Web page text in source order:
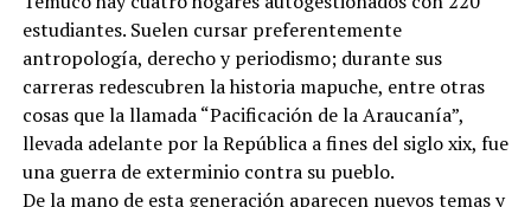
estudiantes. Suelen cursar preferentemente
antropología, derecho y periodismo; durante sus
carreras redescubren la historia mapuche, entre otras
cosas que la llamada “Pacificación de la Araucanía”,
llevada adelante por la República a fines del siglo xix, fue
una guerra de exterminio contra su pueblo.
De la mano de esta generación aparecen nuevos temas y